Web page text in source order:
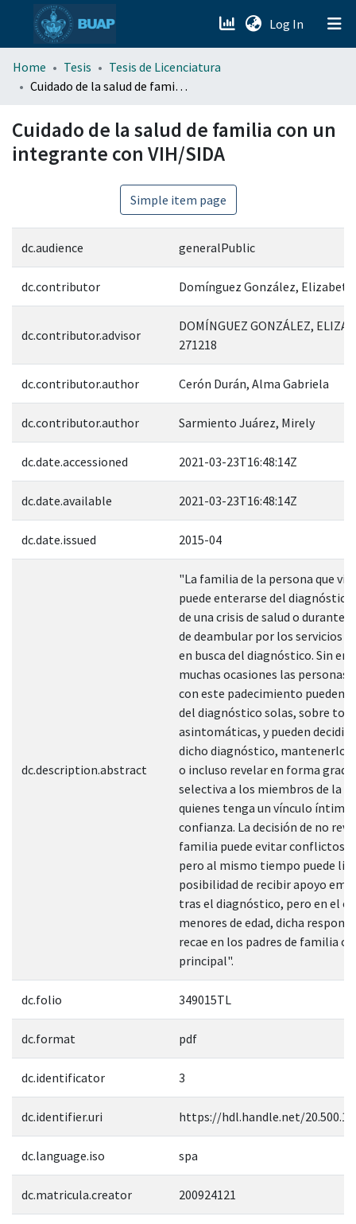
Log In (current)
menu.section.about_menu
Home Tesis
Tesis de Licenciatura
Cuidado de la salud de familia con un integrante con VIH/SIDA
Cuidado de la salud de familia con un
integrante con VIH/SIDA
Simple item page
dc.audience generalPublic
dc.contributor Domínguez González, Elizabeth
dc.contributor.advisor
DOMÍNGUEZ GONZÁLEZ,
271218
dc.contributor.author Cerón Durán, Alma Gabriela
dc.contributor.author Sarmiento Juárez, Mirely
dc.date.accessioned 2021-03-23T16:48:14Z
dc.date.available 2021-03-23T16:48:14Z
dc.date.issued 2015-04
dc.description.abstract
"La familia de la persona que
puede enterarse del diagnóstico
de una crisis de salud o durante
de deambular por los servicios
en busca del diagnóstico. Sin
muchas ocasiones las personas
con este padecimiento pueden
del diagnóstico solas, sobre
asintomáticas, y pueden decidir
dicho diagnóstico, mantenerlo
o incluso revelar en forma
selectiva a los miembros de la
quienes tenga un vínculo íntimo
confianza. La decisión de no
familia puede evitar conflictos
pero al mismo tiempo puede
posibilidad de recibir apoyo
tras el diagnóstico, pero en el
menores de edad, dicha
recae en los padres de familia o
principal".
dc.folio 349015TL
dc.format pdf
dc.identificator 3
dc.identifier.uri https://hdl.handle.net/
dc.language.iso spa
dc.matricula.creator 200924121